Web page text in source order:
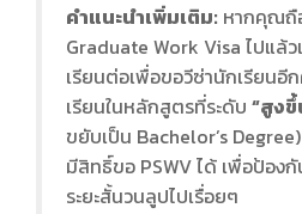
คำแนะนำเพิ่มเติม: หากคุณถื
Graduate Work Visa ไปแล้
เรียนต่อเพื่อขอวีซ่านักเรียนอี
เรียนในหลักสูตรที่ระดับ “สูงขึ้
ขยับเป็น Bachelor’s
มีสิทธิ์ขอ PSWV ได้ เพื่อป้อง
ระยะสั้นวนลูปไปเรื่อยๆ